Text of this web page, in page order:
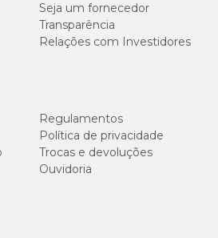
mas não se preocupe, para uma
as instruções a seguir:
ou balde, dissolva bem o sabão e lave
necessárias;
com as mãos para retirada do excesso
não deformar os enchimentos;
horizontal.
realizada direto em uma das lojas
Seja um fornecedor
Transparência
Relações com Investidores
Regulamentos
Política de privacidade
Trocas e devoluções
Ouvidoria